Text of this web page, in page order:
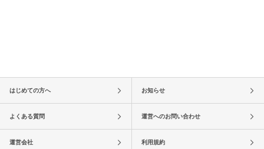
はじめての方へ お知らせ
よくある質問 運営へのお問い合わせ
運営会社 利用規約